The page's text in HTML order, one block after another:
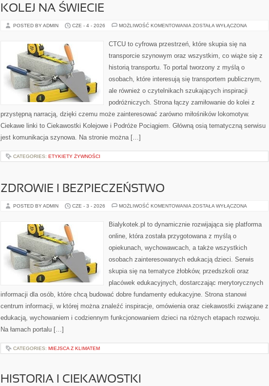
KOLEJ NA ŚWIECIE
POSTED BY ADMIN CZE - 4 - 2026 MOŻLIWOŚĆ KOMENTOWANIA KOLEJ
ZOSTAŁA WYŁĄCZONA
CTCU to cyfrowa przestrzeń, które skupia się na
transporcie szynowym oraz wszystkim, co wiąże się z
historią transportu. To portal tworzony z myślą o
osobach, które interesują się transportem publicznym,
ale również o czytelnikach szukających inspiracji
podróżniczych. Strona łączy zamiłowanie do kolei z
przystępną narracją, dzięki czemu może zainteresować zarówno miłośników lokomotyw.
Ciekawe linki to Ciekawostki Kolejowe i Podróże Pociągiem. Główną osią tematyczną serwisu
jest komunikacja szynowa. Na stronie można […]
CATEGORIES: ETYKIETY ŻYWNOŚCI
ZDROWIE I BEZPIECZEŃSTWO
POSTED BY ADMIN CZE - 3 - 2026 MOŻLIWOŚĆ KOMENTOWANIA ZDROWIE
ZOSTAŁA WYŁĄCZONA
Bialykotek.pl to dynamicznie rozwijająca się platforma
online, która została przygotowana z myślą o
opiekunach, wychowawcach, a także wszystkich
osobach zainteresowanych edukacją dzieci. Serwis
skupia się na tematyce żłobków, przedszkoli oraz
placówek edukacyjnych, dostarczając merytorycznych
informacji dla osób, które chcą budować dobre fundamenty edukacyjne. Strona stanowi
centrum informacji, w której można znaleźć inspiracje, omówienia oraz ciekawostki związane z
edukacją, wychowaniem i codziennym funkcjonowaniem dzieci na różnych etapach rozwoju.
Na łamach portalu […]
CATEGORIES: MIEJSCA Z KLIMATEM
HISTORIA I CIEKAWOSTKI